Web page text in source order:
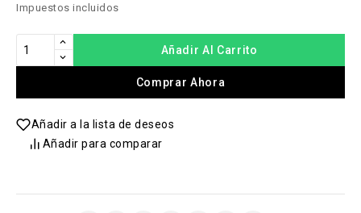
Impuestos incluidos
Añadir Al Carrito
Comprar Ahora
Añadir a la lista de deseos
Añadir para comparar